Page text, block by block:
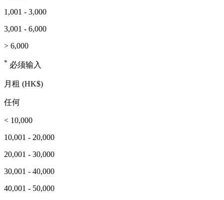
1,001 - 3,000
3,001 - 6,000
> 6,000
* 必须输入
月租 (HK$)
任何
< 10,000
10,001 - 20,000
20,001 - 30,000
30,001 - 40,000
40,001 - 50,000